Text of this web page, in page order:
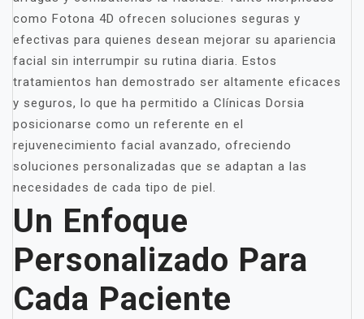
como Fotona 4D ofrecen soluciones seguras y
efectivas para quienes desean mejorar su apariencia
facial sin interrumpir su rutina diaria. Estos
tratamientos han demostrado ser altamente eficaces
y seguros, lo que ha permitido a Clínicas Dorsia
posicionarse como un referente en el
rejuvenecimiento facial avanzado, ofreciendo
soluciones personalizadas que se adaptan a las
necesidades de cada tipo de piel.
Un Enfoque
Personalizado Para
Cada Paciente